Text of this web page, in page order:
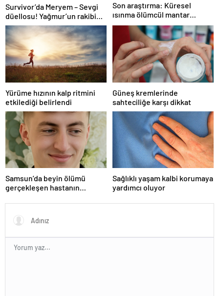
Survivor’da Meryem – Sevgi
düellosu! Yağmur’un rakibi
belli oldu
Son araştırma: Küresel
ısınma ölümcül mantar
hastalığını yayabilir
Yürüme hızının kalp ritmini
etkilediği belirlendi
Güneş kremlerinde
sahteciliğe karşı dikkat
Samsun’da beyin ölümü
gerçekleşen hastanın
Sağlıklı yaşam kalbi korumaya
yardımcı oluyor